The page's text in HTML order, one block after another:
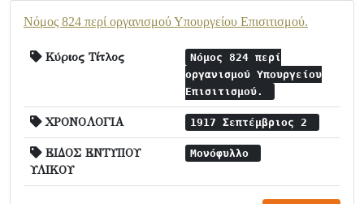
Νόμος 824 περί οργανισμού Υπουργείου Επισιτισμού.
Κύριος Τίτλος
Νόμος 824 περί
οργανισμού Υπουργείου
Επισιτισμού.
ΧΡΟΝΟΛΟΓΙΑ 1917 Σεπτέμβριος 2
ΕΙΔΟΣ ΕΝΤΥΠΟΥ
ΥΛΙΚΟΥ
Μονόφυλλο